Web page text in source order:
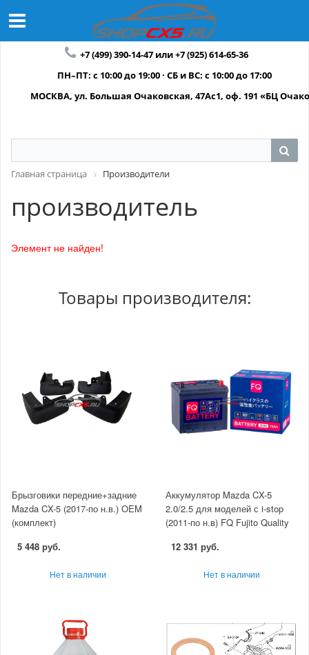
+7 (499) 390-14-47 или +7 (925) 614-65-36
ПН–ПТ: с 10:00 до 19:00 · СБ и ВС: с 10:00 до 17:00
МОСКВА, ул. Большая Очаковская, 47Ас1, оф. 191 «БЦ
Главная страница Производители
производитель
Элемент не найден!
Товары производителя:
Брызговики передние+задние
Mazda CX-5 (2017-по н.в.) OEM
(комплект)
5 448 руб.
Нет в наличии
Аккумулятор Mazda CX-5
2.0/2.5 для моделей с i-stop
(2011-по н.в) FQ Fujito Quality
12 331 руб.
Нет в наличии